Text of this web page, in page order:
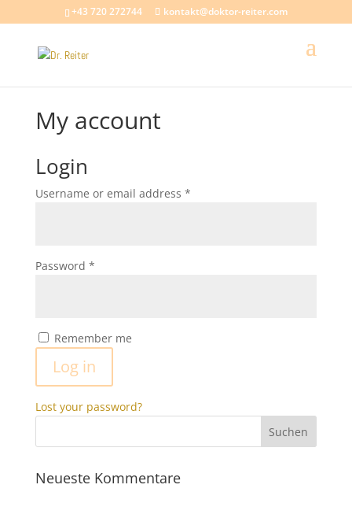
+43 720 272744 kontakt@doktor-reiter.com
My account
Login
Username or email address *Required
Password *Required
Remember me
Log in
Lost your password?
Neueste Kommentare